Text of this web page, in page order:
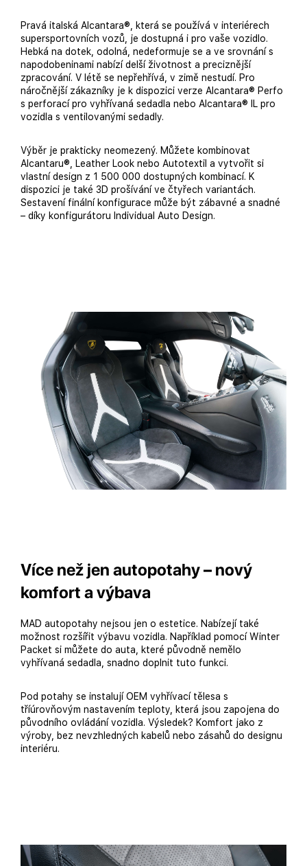
Pravá italská Alcantara®, která se používá v interiérech
supersportovních vozů, je dostupná i pro vaše vozidlo.
Hebká na dotek, odolná, nedeformuje se a ve srovnání s
napodobeninami nabízí delší životnost a preciznější
zpracování. V létě se nepřehřívá, v zimě nestudí. Pro
náročnější zákazníky je k dispozici verze Alcantara® Perfo
s perforací pro vyhřívaná sedadla nebo Alcantara® IL pro
vozidla s ventilovanými sedadly.
Výběr je prakticky neomezený. Můžete kombinovat
Alcantaru®, Leather Look nebo Autotextil a vytvořit si
vlastní design z 1 500 000 dostupných kombinací. K
dispozici je také 3D prošívání ve čtyřech variantách.
Sestavení finální konfigurace může být zábavné a snadné
– díky konfigurátoru Individual Auto Design.
Více než jen autopotahy – nový
komfort a výbava
MAD autopotahy nejsou jen o estetice. Nabízejí také
možnost rozšířit výbavu vozidla. Například pomocí Winter
Packet si můžete do auta, které původně nemělo
vyhřívaná sedadla, snadno doplnit tuto funkci.
Pod potahy se instalují OEM vyhřívací tělesa s
tříúrovňovým nastavením teploty, která jsou zapojena do
původního ovládání vozidla. Výsledek? Komfort jako z
výroby, bez nevzhledných kabelů nebo zásahů do designu
interiéru.